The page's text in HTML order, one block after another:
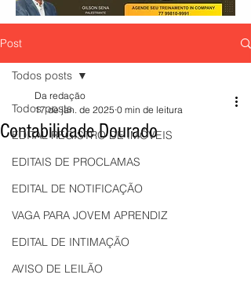
Post
Todos posts
EDITAL REGISTRO DE IMÓVEIS
EDITAIS DE PROCLAMAS
EDITAL DE NOTIFICAÇÃO
VAGA PARA JOVEM APRENDIZ
EDITAL DE INTIMAÇÃO
AVISO DE LEILÃO
Todos posts
Contabilidade Dourado
Da redação
17 de jan. de 2025 0 min de leitura